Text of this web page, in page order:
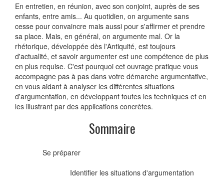
En entretien, en réunion, avec son conjoint, auprès de ses
enfants, entre amis... Au quotidien, on argumente sans
cesse pour convaincre mais aussi pour s'affirmer et prendre
sa place. Mais, en général, on argumente mal. Or la
rhétorique, développée dès l'Antiquité, est toujours
d'actualité, et savoir argumenter est une compétence de plus
en plus requise. C'est pourquoi cet ouvrage pratique vous
accompagne pas à pas dans votre démarche argumentative,
en vous aidant à analyser les différentes situations
d'argumentation, en développant toutes les techniques et en
les illustrant par des applications concrètes.
Sommaire
Se préparer
Identifier les situations d'argumentation